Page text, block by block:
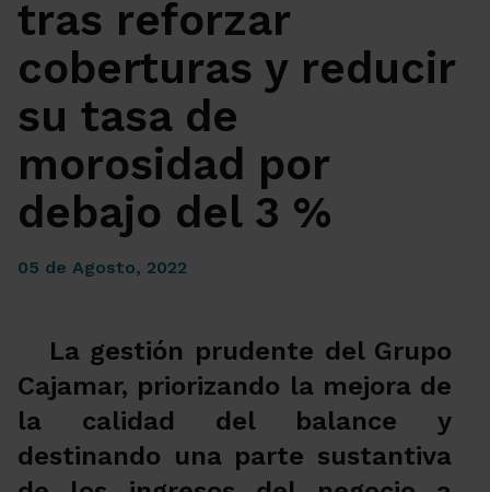
tras reforzar
coberturas y reducir
su tasa de
morosidad por
debajo del 3 %
05 de Agosto, 2022
La gestión prudente del Grupo
Cajamar, priorizando la mejora de
la calidad del balance y
destinando una parte sustantiva